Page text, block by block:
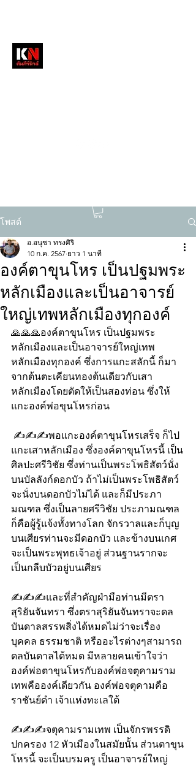
โพสต์
องค์ตาขุนโหร เป็นปฐมพระ
หลักเมืองและเป็นอาจารย์
ใหญ่เทพหลักเมืองทุกองค์
อ.อนุชา ทรงศิริ
10 ก.ค. 2567 ยาว 1 นาที
🙏🙏🙏องค์ตาขุนโหร เป็นปฐมพระ
หลักเมืองและเป็นอาจารย์ใหญ่เทพ
หลักเมืองทุกองค์ ซึ่งการแกะสลักนี้ ก็มา
จากต้นตะเคียนทองต้นเดียวกับเสา
หลักเมืองโดยตัดให้เป็นสองท่อน ซึ่งให้
แกะองค์พ่อขุนโหรก่อน
แกะเสาหลักเมือง ซึ่งองค์ตาขุนโหรนี้ เป็น
ศิลปะศรีวิชัย ซึ่งท่านเป็นพระโพธิสัตว์นั่ง
บนบัลลังก์ดอกบัว ถ้าไม่เป็นพระโพธิสัตว์
จะนั่งบนดอกบัวไม่ได้ และก็มีประภา
มณฑล ซึ่งเป็นลายศรีวิชัย ประภามณฑล
ก็คือผู้รู้แจ้งทั้งทางโลก จักรวาลและก็บุญ
บนเศียรท่านจะมีดอกบัว และข้างบนเกศ
จะเป็นพระพุทธเจ้าอยู่ ส่วนฐานรากจะ
เป็นกลีบบัวอยู่บนเศียร
✍️✍️✍️และที่สำคัญฝ่ามือท่านมีตรา
สุริยันจันทรา ซึ่งตราสุริยันจันทราจะดล
บันดาลสรรพสิ่งได้หมดไม่ว่าจะเรื่อง
บุคคล ธรรมชาติ หรืออะไรต่างๆสามารถ
ดลบันดาลได้หมด มีหลายคนเข้าใจว่า
องค์พ่อตาขุนโหรกับองค์พ่อจตุคามราม
เทพคือองค์เดียวกัน องค์พ่อจตุคามคือ
ราชันย์ดำ เจ้าแห่งทะเลใต้
✍️✍️✍️จตุคามรามเทพ เป็นจักรพรรดิ
ปกครอง 12 หัวเมืองในสมัยนั้น ส่วนตาขุน
โหรนี้ จะเป็นบรมครู เป็นอาจารย์ใหญ่